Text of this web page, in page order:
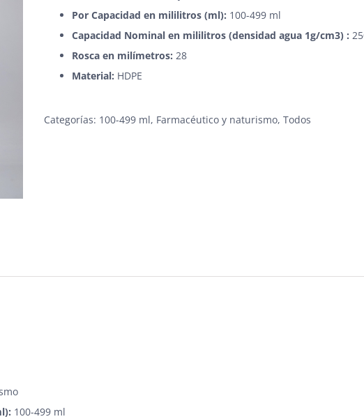
Por Capacidad en mililitros (ml): 100-499 ml
Capacidad Nominal en mililitros (densidad agua 1g/cm3) :
Rosca en milímetros: 28
Material: HDPE
Categorías: 100-499 ml, Farmacéutico y naturismo, Todos
100-499 ml